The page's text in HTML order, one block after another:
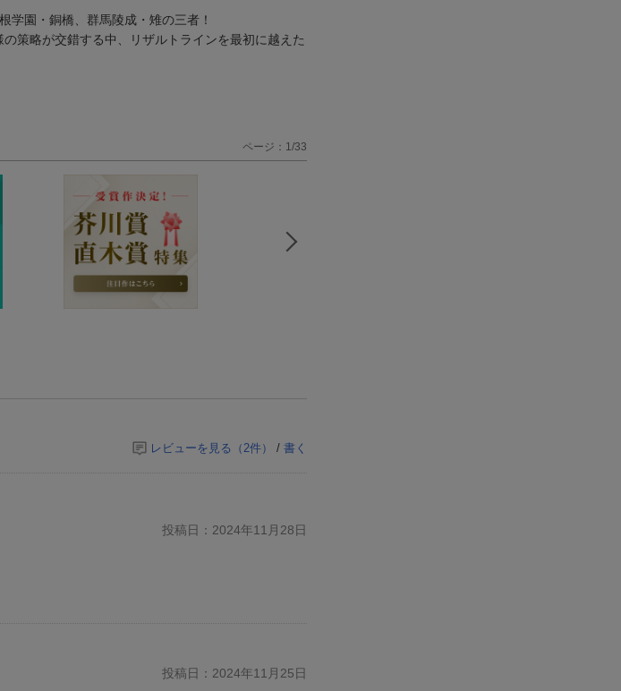
学園・銅橋、群馬陵成・雉の三者！
策略が交錯する中、リザルトラインを最初に越えた
ページ：1/33
レビューを見る（ 2件） / 書く
投稿日：2024年11月28日
投稿日：2024年11月25日